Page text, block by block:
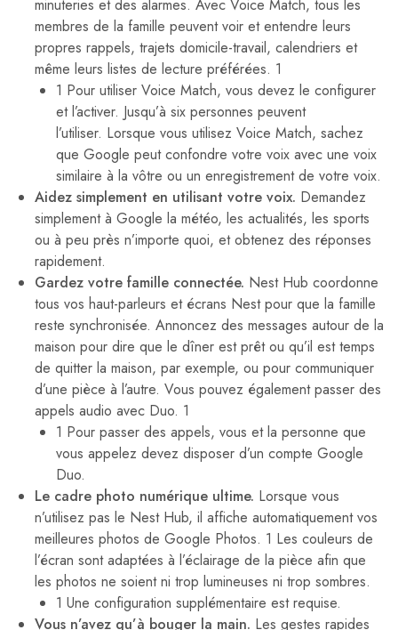
minuteries et des alarmes. Avec Voice Match, tous les
membres de la famille peuvent voir et entendre leurs
propres rappels, trajets domicile-travail, calendriers et
même leurs listes de lecture préférées. 1
1 Pour utiliser Voice Match, vous devez le configurer
et l’activer. Jusqu’à six personnes peuvent
l’utiliser. Lorsque vous utilisez Voice Match, sachez
que Google peut confondre votre voix avec une voix
similaire à la vôtre ou un enregistrement de votre voix.
Aidez simplement en utilisant votre voix. Demandez
simplement à Google la météo, les actualités, les sports
ou à peu près n’importe quoi, et obtenez des réponses
rapidement.
Gardez votre famille connectée. Nest Hub coordonne
tous vos haut-parleurs et écrans Nest pour que la famille
reste synchronisée. Annoncez des messages autour de la
maison pour dire que le dîner est prêt ou qu’il est temps
de quitter la maison, par exemple, ou pour communiquer
d’une pièce à l’autre. Vous pouvez également passer des
appels audio avec Duo. 1
1 Pour passer des appels, vous et la personne que
vous appelez devez disposer d’un compte Google
Duo.
Le cadre photo numérique ultime. Lorsque vous
n’utilisez pas le Nest Hub, il affiche automatiquement vos
meilleures photos de Google Photos. 1 Les couleurs de
l’écran sont adaptées à l’éclairage de la pièce afin que
les photos ne soient ni trop lumineuses ni trop sombres.
1 Une configuration supplémentaire est requise.
Vous n’avez qu’à bouger la main. Les gestes rapides